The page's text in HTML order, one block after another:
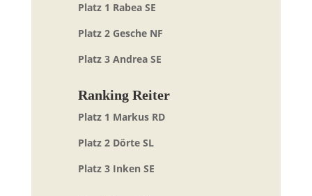
Platz 1 Rabea SE
Platz 2 Gesche NF
Platz 3 Andrea SE
Ranking Reiter
Platz 1 Markus RD
Platz 2 Dörte SL
Platz 3 Inken SE